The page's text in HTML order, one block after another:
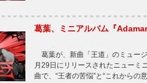
葛葉、ミニアルバム『
葛葉が、新曲「王道」のミュー
月29日にリリースされたニューミ
曲で、“王者の苦悩”と“これからの